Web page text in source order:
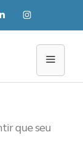
Menu
que seu